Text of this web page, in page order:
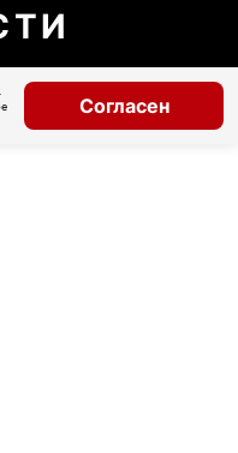
Согласен